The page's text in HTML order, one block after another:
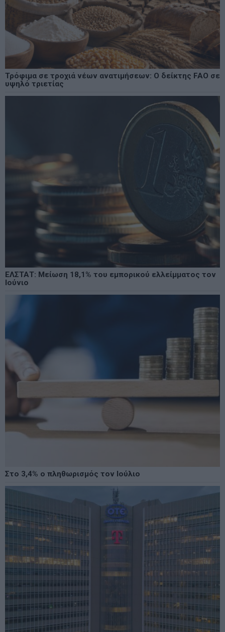
Τρόφιμα σε τροχιά νέων ανατιμήσεων: Ο δείκτης FAO σε
υψηλό τριετίας
ΕΛΣΤΑΤ: Μείωση 18,1% του εμπορικού ελλείμματος τον
Ιούνιο
Στο 3,4% ο πληθωρισμός τον Ιούλιο